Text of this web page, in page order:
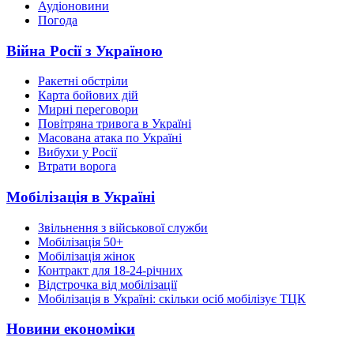
Аудіоновини
Погода
Війна Росії з Україною
Ракетні обстріли
Карта бойових дій
Мирні переговори
Повітряна тривога в Україні
Масована атака по Україні
Вибухи у Росії
Втрати ворога
Мобілізація в Україні
Звільнення з військової служби
Мобілізація 50+
Мобілізація жінок
Контракт для 18-24-річних
Відстрочка від мобілізації
Мобілізація в Україні: скільки осіб мобілізує ТЦК
Новини економіки